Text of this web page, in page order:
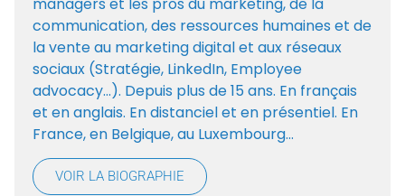
communication, des ressources humaines et de
la vente au marketing digital et aux réseaux
sociaux (Stratégie, LinkedIn, Employee
advocacy…). Depuis plus de 15 ans. En français
et en anglais. En distanciel et en présentiel. En
France, en Belgique, au Luxembourg…
VOIR LA BIOGRAPHIE